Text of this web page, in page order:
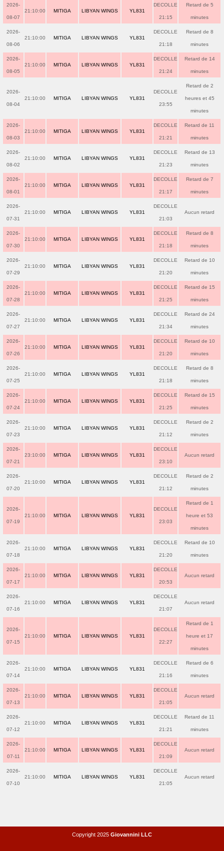
2026-
08-07
21:10:00 MITIGA LIBYAN WINGS YL831
DECOLLE
21:15
Retard de 5
minutes
2026-
08-06
21:10:00 MITIGA LIBYAN WINGS YL831
DECOLLE
21:18
Retard de 8
minutes
2026-
08-05
21:10:00 MITIGA LIBYAN WINGS YL831
DECOLLE
21:24
Retard de 14
minutes
2026-
08-04
21:10:00 MITIGA LIBYAN WINGS YL831
DECOLLE
23:55
Retard de 2
heures et 45
minutes
2026-
08-03
21:10:00 MITIGA LIBYAN WINGS YL831
DECOLLE
21:21
Retard de 11
minutes
2026-
08-02
21:10:00 MITIGA LIBYAN WINGS YL831
DECOLLE
21:23
Retard de 13
minutes
2026-
08-01
21:10:00 MITIGA LIBYAN WINGS YL831
DECOLLE
21:17
Retard de 7
minutes
2026-
07-31
21:10:00 MITIGA LIBYAN WINGS YL831
DECOLLE
21:03
Aucun retard
2026-
07-30
21:10:00 MITIGA LIBYAN WINGS YL831
DECOLLE
21:18
Retard de 8
minutes
2026-
07-29
21:10:00 MITIGA LIBYAN WINGS YL831
DECOLLE
21:20
Retard de 10
minutes
2026-
07-28
21:10:00 MITIGA LIBYAN WINGS YL831
DECOLLE
21:25
Retard de 15
minutes
2026-
07-27
21:10:00 MITIGA LIBYAN WINGS YL831
DECOLLE
21:34
Retard de 24
minutes
2026-
07-26
21:10:00 MITIGA LIBYAN WINGS YL831
DECOLLE
21:20
Retard de 10
minutes
2026-
07-25
21:10:00 MITIGA LIBYAN WINGS YL831
DECOLLE
21:18
Retard de 8
minutes
2026-
07-24
21:10:00 MITIGA LIBYAN WINGS YL831
DECOLLE
21:25
Retard de 15
minutes
2026-
07-23
21:10:00 MITIGA LIBYAN WINGS YL831
DECOLLE
21:12
Retard de 2
minutes
2026-
07-21
23:10:00 MITIGA LIBYAN WINGS YL831
DECOLLE
23:10
Aucun retard
2026-
07-20
21:10:00 MITIGA LIBYAN WINGS YL831
DECOLLE
21:12
Retard de 2
minutes
2026-
07-19
21:10:00 MITIGA LIBYAN WINGS YL831
DECOLLE
23:03
Retard de 1
heure et 53
minutes
2026-
07-18
21:10:00 MITIGA LIBYAN WINGS YL831
DECOLLE
21:20
Retard de 10
minutes
2026-
07-17
21:10:00 MITIGA LIBYAN WINGS YL831
DECOLLE
20:53
Aucun retard
2026-
07-16
21:10:00 MITIGA LIBYAN WINGS YL831
DECOLLE
21:07
Aucun retard
2026-
07-15
21:10:00 MITIGA LIBYAN WINGS YL831
DECOLLE
22:27
Retard de 1
heure et 17
minutes
2026-
07-14
21:10:00 MITIGA LIBYAN WINGS YL831
DECOLLE
21:16
Retard de 6
minutes
2026-
07-13
21:10:00 MITIGA LIBYAN WINGS YL831
DECOLLE
21:05
Aucun retard
2026-
07-12
21:10:00 MITIGA LIBYAN WINGS YL831
DECOLLE
21:21
Retard de 11
minutes
2026-
07-11
21:10:00 MITIGA LIBYAN WINGS YL831
DECOLLE
21:09
Aucun retard
2026-
07-10
21:10:00 MITIGA LIBYAN WINGS YL831
DECOLLE
21:05
Aucun retard
Copyright 2025 Giovannini LLC